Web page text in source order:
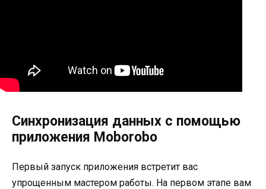
Синхронизация данных с помощью
приложения Moborobo
Первый запуск приложения встретит вас
упрощенным мастером работы. На первом этапе вам